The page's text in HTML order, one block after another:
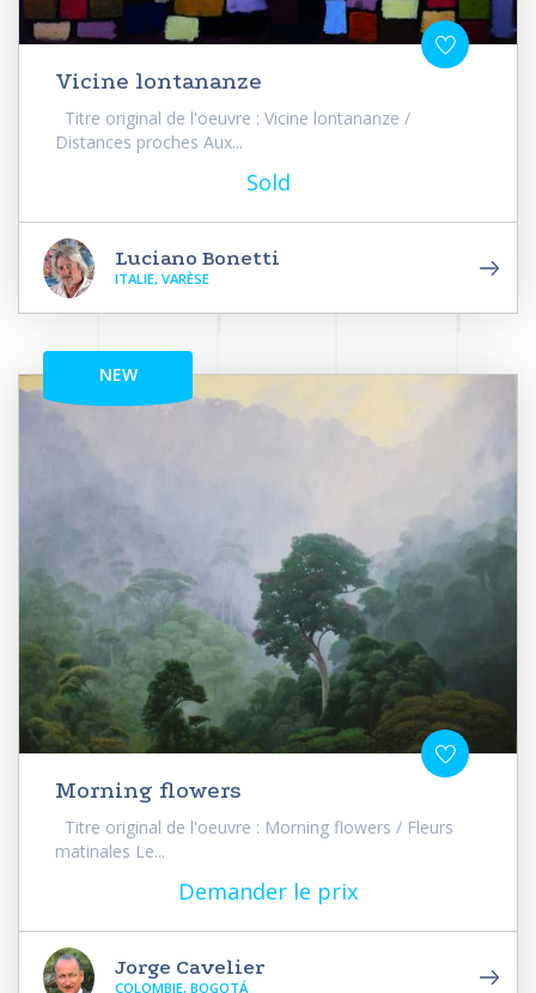
Vicine lontananze
Titre original de l'oeuvre : Vicine lontananze /
Distances proches Aux...
Sold
Luciano Bonetti
ITALIE, VARÈSE
NEW
Morning flowers
Titre original de l'oeuvre : Morning flowers / Fleurs
matinales Le...
Demander le prix
Jorge Cavelier
COLOMBIE, BOGOTÁ